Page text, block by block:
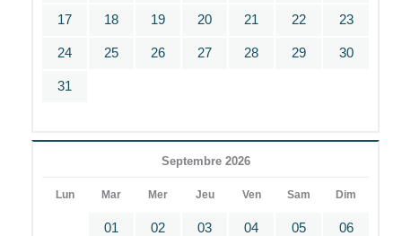
17 18 19 20 21 22 23
24 25 26 27 28 29 30
31
Septembre 2026
Lun Mar Mer Jeu Ven Sam Dim
01 02 03 04 05 06